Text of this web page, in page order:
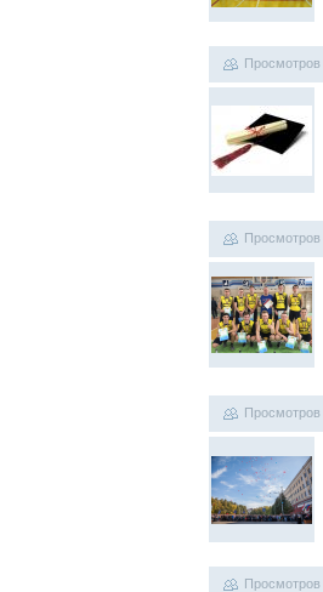
Просмотров
Просмотров
Просмотров
Просмотров